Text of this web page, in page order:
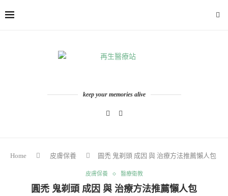
keep your memories alive
Home 皮膚保養 圓禿 鬼剃頭 成因 與 治療方法推薦懶人包
皮膚保養 醫療衛教
圓禿 鬼剃頭 成因 與 治療方法推薦懶人包